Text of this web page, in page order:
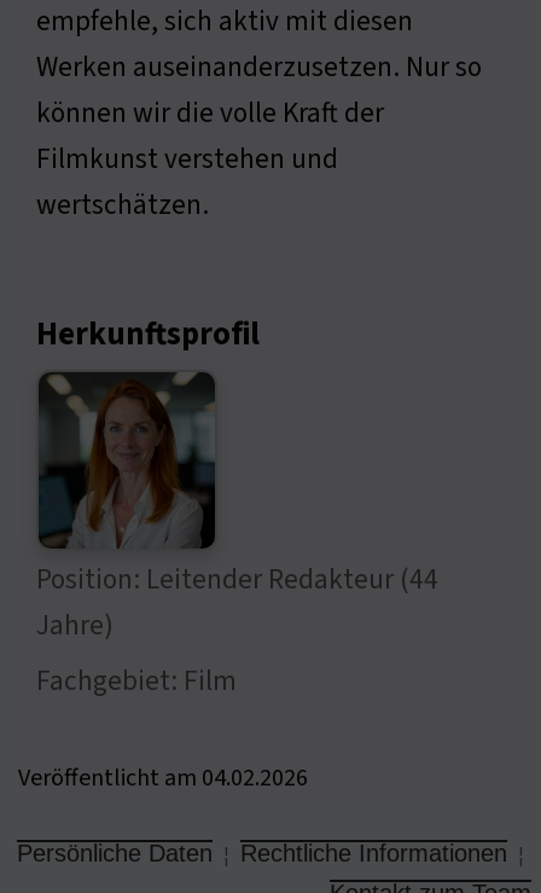
empfehle, sich aktiv mit diesen
Werken auseinanderzusetzen. Nur so
können wir die volle Kraft der
Filmkunst verstehen und
wertschätzen.
Herkunftsprofil
Position: Leitender Redakteur (44
Jahre)
Fachgebiet: Film
Veröffentlicht am 04.02.2026
Persönliche Daten ¦ Rechtliche Informationen ¦